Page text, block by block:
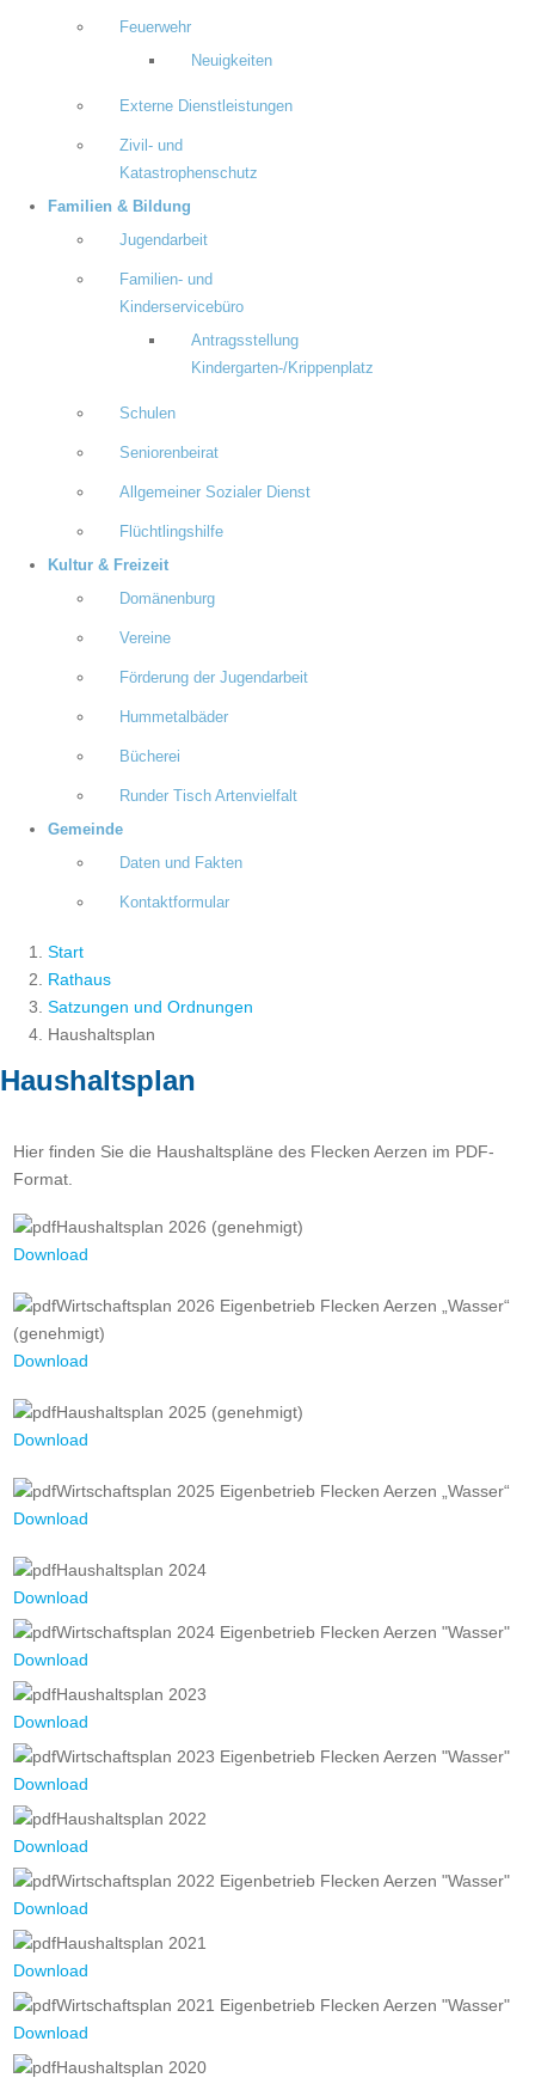
Feuerwehr
Neuigkeiten
Externe Dienstleistungen
Zivil- und
Katastrophenschutz
Familien & Bildung
Jugendarbeit
Familien- und
Kinderservicebüro
Antragsstellung
Kindergarten-/Krippenplatz
Schulen
Seniorenbeirat
Allgemeiner Sozialer Dienst
Flüchtlingshilfe
Kultur & Freizeit
Domänenburg
Vereine
Förderung der Jugendarbeit
Hummetalbäder
Bücherei
Runder Tisch Artenvielfalt
Gemeinde
Daten und Fakten
Kontaktformular
Start
Rathaus
Satzungen und Ordnungen
Haushaltsplan
Haushaltsplan
Hier finden Sie die Haushaltspläne des Flecken Aerzen im PDF-
Format.
Haushaltsplan 2026 (genehmigt)
Download
Wirtschaftsplan 2026 Eigenbetrieb Flecken Aerzen „Wasser“
(genehmigt)
Download
Haushaltsplan 2025 (genehmigt)
Download
Wirtschaftsplan 2025 Eigenbetrieb Flecken Aerzen „Wasser“
Download
Haushaltsplan 2024
Download
Wirtschaftsplan 2024 Eigenbetrieb Flecken Aerzen "Wasser"
Download
Haushaltsplan 2023
Download
Wirtschaftsplan 2023 Eigenbetrieb Flecken Aerzen "Wasser"
Download
Haushaltsplan 2022
Download
Wirtschaftsplan 2022 Eigenbetrieb Flecken Aerzen "Wasser"
Download
Haushaltsplan 2021
Download
Wirtschaftsplan 2021 Eigenbetrieb Flecken Aerzen "Wasser"
Download
Haushaltsplan 2020